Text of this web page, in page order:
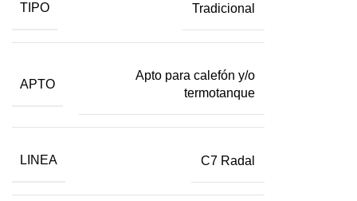
TIPO Tradicional
APTO
Apto para calefón y/o
termotanque
LINEA C7 Radal